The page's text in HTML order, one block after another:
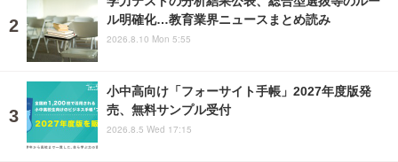
ル明確化…教育業界ニュースまとめ読み
2026.8.10 Mon 5:55
小中高向け「フォーサイト手帳」2027年度版発
売、無料サンプル受付
2026.8.5 Wed 17:15